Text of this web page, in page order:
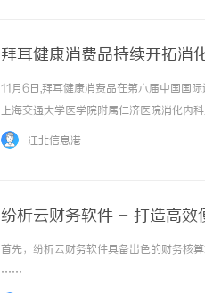
拜耳健康消费品持续开拓消
11月6日,拜耳健康消费品在第六届中国
上海交通大学医学院附属仁济医院消化内
消化不良这一常见的内科疾病与各大媒体
江北信息港
纷析云财务软件 - 打造高效
首先，纷析云财务软件具备出色的财务核
……